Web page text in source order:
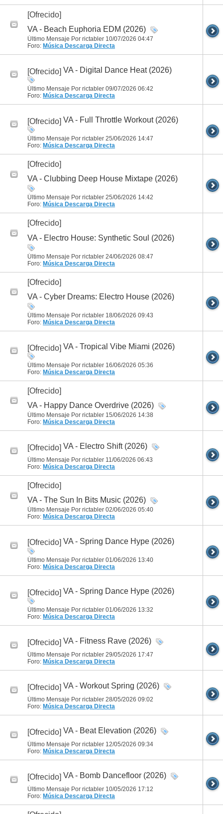
[Ofrecido]
VA - Beach Euphoria EDM (2026)
Último Mensaje Por rictabler 10/07/2026 04:47
Foro: Música Descarga Directa
[Ofrecido] VA - Digital Dance Heat (2026)
Último Mensaje Por rictabler 09/07/2026 06:42
Foro: Música Descarga Directa
[Ofrecido] VA - Full Throttle Workout (2026)
Último Mensaje Por rictabler 25/06/2026 14:47
Foro: Música Descarga Directa
[Ofrecido]
VA - Clubbing Deep House Mixtape (2026)
Último Mensaje Por rictabler 25/06/2026 14:42
Foro: Música Descarga Directa
[Ofrecido]
VA - Electro House: Synthetic Soul (2026)
Último Mensaje Por rictabler 24/06/2026 08:47
Foro: Música Descarga Directa
[Ofrecido]
VA - Cyber Dreams: Electro House (2026)
Último Mensaje Por rictabler 18/06/2026 09:43
Foro: Música Descarga Directa
[Ofrecido] VA - Tropical Vibe Miami (2026)
Último Mensaje Por rictabler 16/06/2026 05:36
Foro: Música Descarga Directa
[Ofrecido]
VA - Happy Dance Overdrive (2026)
Último Mensaje Por rictabler 15/06/2026 14:38
Foro: Música Descarga Directa
[Ofrecido] VA - Electro Shift (2026)
Último Mensaje Por rictabler 11/06/2026 06:43
Foro: Música Descarga Directa
[Ofrecido]
VA - The Sun In Bits Music (2026)
Último Mensaje Por rictabler 02/06/2026 05:40
Foro: Música Descarga Directa
[Ofrecido] VA - Spring Dance Hype (2026)
Último Mensaje Por rictabler 01/06/2026 13:40
Foro: Música Descarga Directa
[Ofrecido] VA - Spring Dance Hype (2026)
Último Mensaje Por rictabler 01/06/2026 13:32
Foro: Música Descarga Directa
[Ofrecido] VA - Fitness Rave (2026)
Último Mensaje Por rictabler 29/05/2026 17:47
Foro: Música Descarga Directa
[Ofrecido] VA - Workout Spring (2026)
Último Mensaje Por rictabler 28/05/2026 09:02
Foro: Música Descarga Directa
[Ofrecido] VA - Beat Elevation (2026)
Último Mensaje Por rictabler 12/05/2026 09:34
Foro: Música Descarga Directa
[Ofrecido] VA - Bomb Dancefloor (2026)
Último Mensaje Por rictabler 10/05/2026 17:12
Foro: Música Descarga Directa